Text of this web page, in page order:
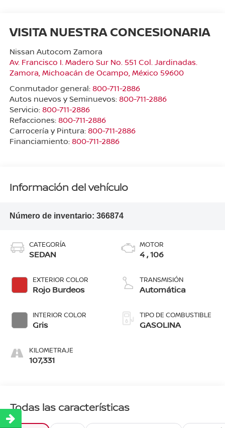
VISITA NUESTRA CONCESIONARIA
Nissan Autocom Zamora
Av. Francisco I. Madero Sur No. 551 Col. Jardinadas.
Zamora, Michoacán de Ocampo, México 59600
Conmutador general: 800-711-2886
Autos nuevos y Seminuevos: 800-711-2886
Servicio: 800-711-2886
Refacciones: 800-711-2886
Carrocería y Pintura: 800-711-2886
Financiamiento: 800-711-2886
Información del vehículo
Número de inventario: 366874
CATEGORÍA
SEDAN
EXTERIOR COLOR
Rojo Burdeos
INTERIOR COLOR
Gris
KILOMETRAJE
107,331
MOTOR
4 , 106
TRANSMISIÓN
Automática
TIPO DE COMBUSTIBLE
GASOLINA
Todas las características